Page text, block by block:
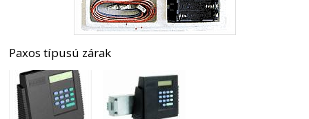
Paxos típusú zárak